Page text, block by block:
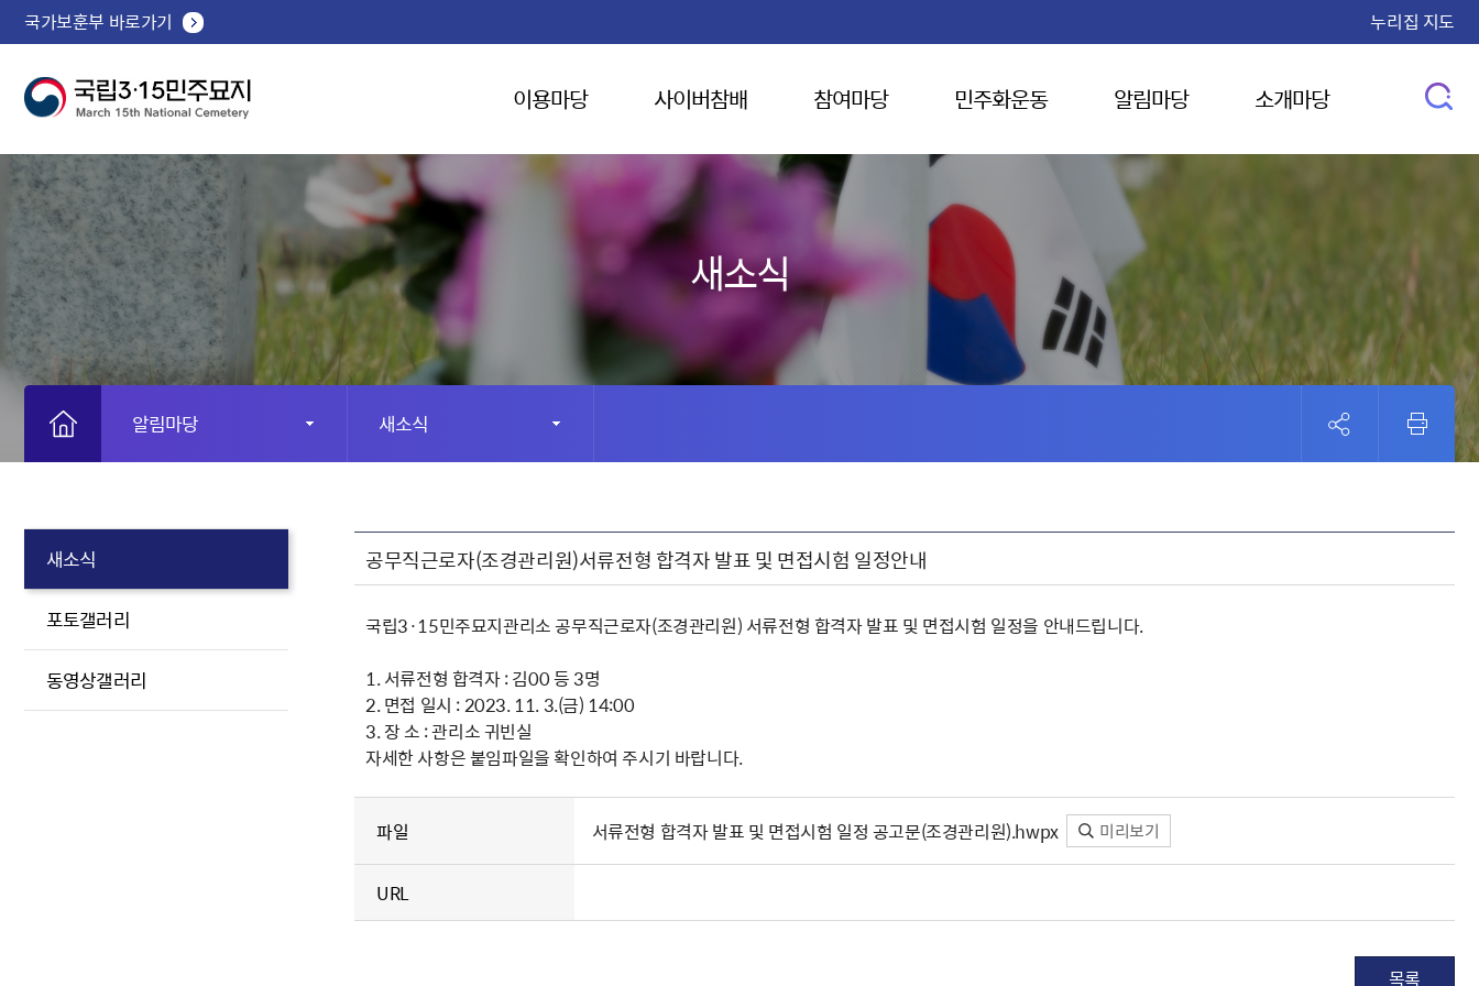
국가보훈부 바로가기 누리집 지도
이용마당 사이버참배 참여마당 민주화운동 알림마당 소개마당
새소식
알림마당 새소식
새소식
포토갤러리
동영상갤러리
공무직근로자(조경관리원)서류전형 합격자 발표 및 면접시험 일정안내
국립3·15민주묘지관리소 공무직근로자(조경관리원) 서류전형 합격자 발표 및 면접시험 일정을 안내드립니다.
1. 서류전형 합격자 : 김00 등 3명
2. 면접 일시 : 2023. 11. 3.(금) 14:00
3. 장 소 : 관리소 귀빈실
자세한 사항은 붙임파일을 확인하여 주시기 바랍니다.
파일 서류전형 합격자 발표 및 면접시험 일정 공고문(조경관리원).hwpx 미리보기
URL
목록